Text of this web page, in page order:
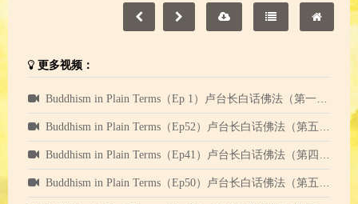
更多视频：
Buddhism in Plain Terms（Ep 1）卢台长白话佛法（第一集）中英文字幕
Buddhism in Plain Terms（Ep52）卢台长白话佛法（第五十二集）中英文字幕
Buddhism in Plain Terms（Ep41）卢台长白话佛法（第四十一集）中英文字幕
Buddhism in Plain Terms（Ep50）卢台长白话佛法（第五十集）中英文字幕